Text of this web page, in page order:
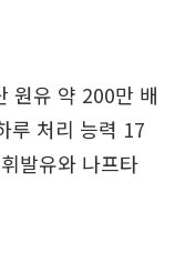
원유 약 200만 배
루 처리 능력 17
발유와 나프타